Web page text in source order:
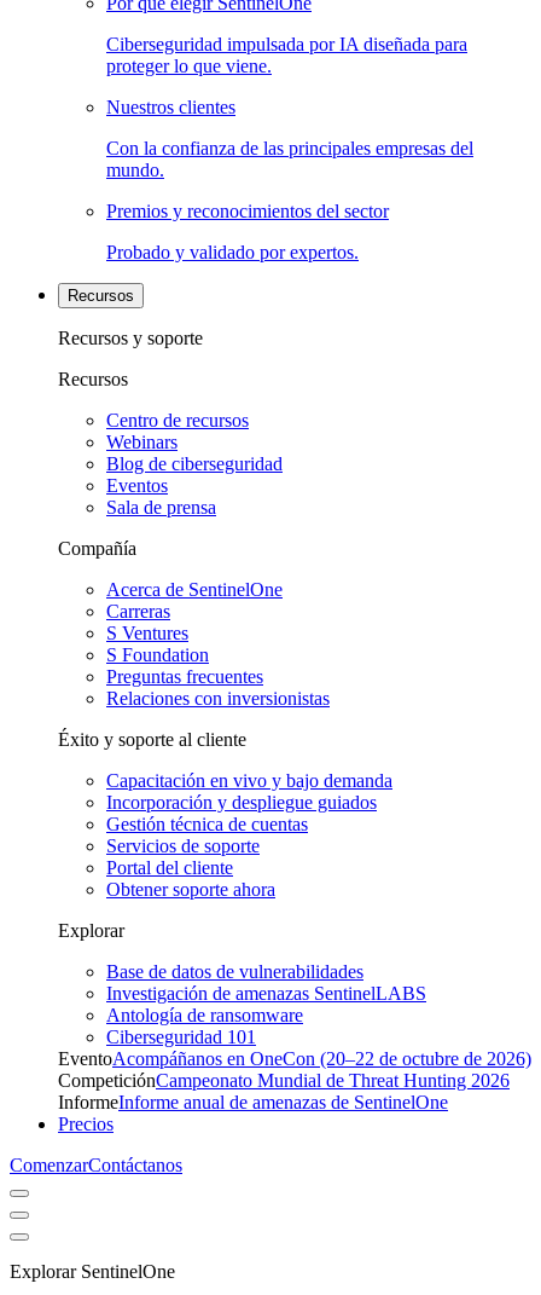
Ciberseguridad impulsada por IA diseñada para
proteger lo que viene.
Nuestros clientes
Con la confianza de las principales empresas del
mundo.
Premios y reconocimientos del sector
Probado y validado por expertos.
Recursos
Recursos y soporte
Recursos
Centro de recursos
Webinars
Blog de ciberseguridad
Eventos
Sala de prensa
Compañía
Acerca de SentinelOne
Carreras
S Ventures
S Foundation
Preguntas frecuentes
Relaciones con inversionistas
Éxito y soporte al cliente
Capacitación en vivo y bajo demanda
Incorporación y despliegue guiados
Gestión técnica de cuentas
Servicios de soporte
Portal del cliente
Obtener soporte ahora
Explorar
Base de datos de vulnerabilidades
Investigación de amenazas SentinelLABS
Antología de ransomware
Ciberseguridad 101
EventoAcompáñanos en OneCon (20–22 de octubre de 2026)
CompeticiónCampeonato Mundial de Threat Hunting 2026
InformeInforme anual de amenazas de SentinelOne
Precios
ComenzarContáctanos
Explorar SentinelOne